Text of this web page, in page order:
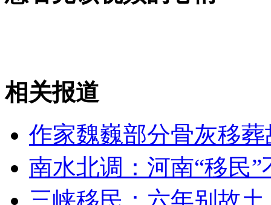
安徽一实载49人客车翻车
走！跟着总书记去植树
相关报道
作家魏巍部分骨灰移
南水北调：河南“移民”
三峡移民：六年别故